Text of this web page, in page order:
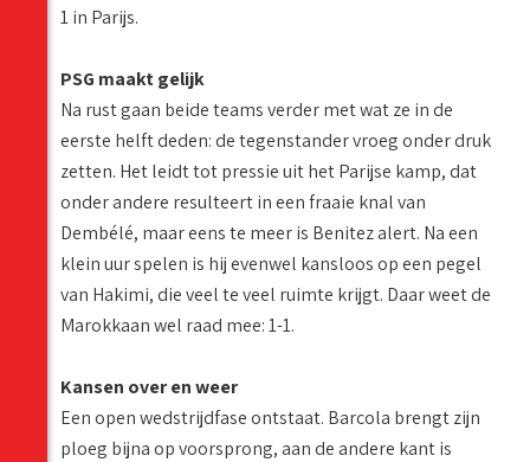
1 in Parijs.
PSG maakt gelijk
Na rust gaan beide teams verder met wat ze in de
eerste helft deden: de tegenstander vroeg onder druk
zetten. Het leidt tot pressie uit het Parijse kamp, dat
onder andere resulteert in een fraaie knal van
Dembélé, maar eens te meer is Benitez alert. Na een
klein uur spelen is hij evenwel kansloos op een pegel
van Hakimi, die veel te veel ruimte krijgt. Daar weet de
Marokkaan wel raad mee: 1-1.
Kansen over en weer
Een open wedstrijdfase ontstaat. Barcola brengt zijn
ploeg bijna op voorsprong, aan de andere kant is